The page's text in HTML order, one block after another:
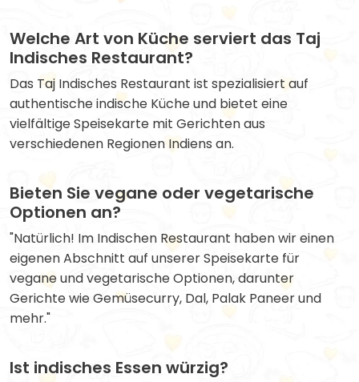
Welche Art von Küche serviert das Taj
Indisches Restaurant?
Das Taj Indisches Restaurant ist spezialisiert auf
authentische indische Küche und bietet eine
vielfältige Speisekarte mit Gerichten aus
verschiedenen Regionen Indiens an.
Bieten Sie vegane oder vegetarische
Optionen an?
"Natürlich! Im Indischen Restaurant haben wir einen
eigenen Abschnitt auf unserer Speisekarte für
vegane und vegetarische Optionen, darunter
Gerichte wie Gemüsecurry, Dal, Palak Paneer und
mehr."
Ist indisches Essen würzig?